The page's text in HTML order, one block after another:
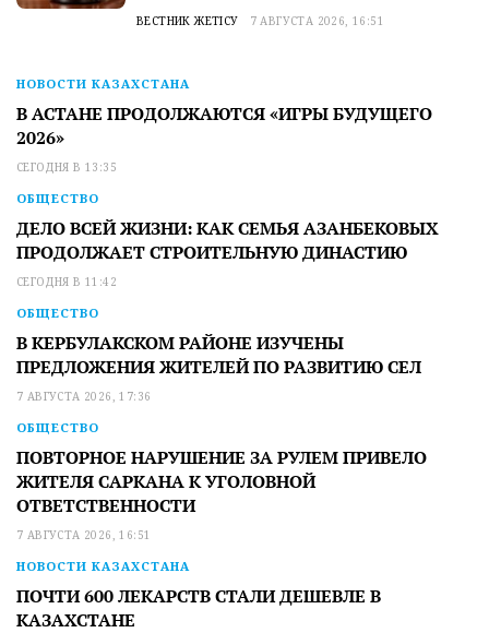
ВЕСТНИК ЖЕТІСУ 7 АВГУСТА 2026, 16:51
НОВОСТИ КАЗАХСТАНА
В АСТАНЕ ПРОДОЛЖАЮТСЯ «ИГРЫ БУДУЩЕГО
2026»
СЕГОДНЯ В 13:35
ОБЩЕСТВО
ДЕЛО ВСЕЙ ЖИЗНИ: КАК СЕМЬЯ АЗАНБЕКОВЫХ
ПРОДОЛЖАЕТ СТРОИТЕЛЬНУЮ ДИНАСТИЮ
СЕГОДНЯ В 11:42
ОБЩЕСТВО
В КЕРБУЛАКСКОМ РАЙОНЕ ИЗУЧЕНЫ
ПРЕДЛОЖЕНИЯ ЖИТЕЛЕЙ ПО РАЗВИТИЮ СЕЛ
7 АВГУСТА 2026, 17:36
ОБЩЕСТВО
ПОВТОРНОЕ НАРУШЕНИЕ ЗА РУЛЕМ ПРИВЕЛО
ЖИТЕЛЯ САРКАНА К УГОЛОВНОЙ
ОТВЕТСТВЕННОСТИ
7 АВГУСТА 2026, 16:51
НОВОСТИ КАЗАХСТАНА
ПОЧТИ 600 ЛЕКАРСТВ СТАЛИ ДЕШЕВЛЕ В
КАЗАХСТАНЕ